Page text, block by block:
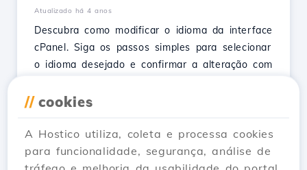
Atualizado há 4 anos
Descubra como modificar o idioma da interface
cPanel. Siga os passos simples para selecionar
o idioma desejado e confirmar a alteração com
Ver Artigo
// cookies
A Hostico utiliza, coleta e processa cookies
para funcionalidade, segurança, análise de